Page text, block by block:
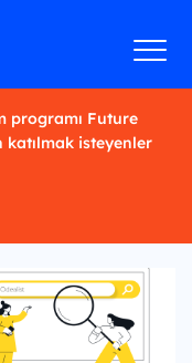
programı Future
katılmak isteyenler